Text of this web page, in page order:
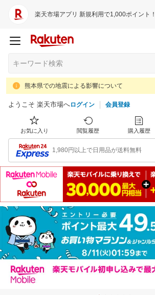
楽天市場アプリ 新規利用で1,000ポイント！
熊本県での地震による影響について
ようこそ 楽天市場へログイン 会員登録
お気に入り 閲覧履歴 購入履歴
1,980円以上で日用品が送料無料